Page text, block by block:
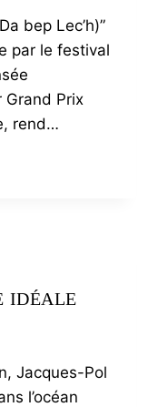
bep Lec’h)”
par le festival
Grand Prix
rend…
IDÉALE
Jacques-Pol
l’océan